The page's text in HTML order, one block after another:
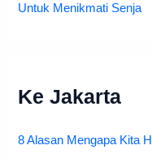
Untuk Menikmati Senja
Ke Jakarta
8 Alasan Mengapa Kita